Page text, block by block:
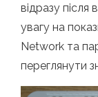
відразу після
увагу на
Network та
переглянути